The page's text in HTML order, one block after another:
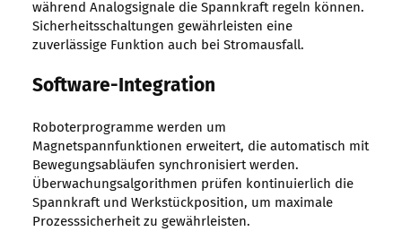
während Analogsignale die Spannkraft regeln können.
Sicherheitsschaltungen gewährleisten eine
zuverlässige Funktion auch bei Stromausfall.
Software-Integration
Roboterprogramme werden um
Magnetspannfunktionen erweitert, die automatisch mit
Bewegungsabläufen synchronisiert werden.
Überwachungsalgorithmen prüfen kontinuierlich die
Spannkraft und Werkstückposition, um maximale
Prozesssicherheit zu gewährleisten.